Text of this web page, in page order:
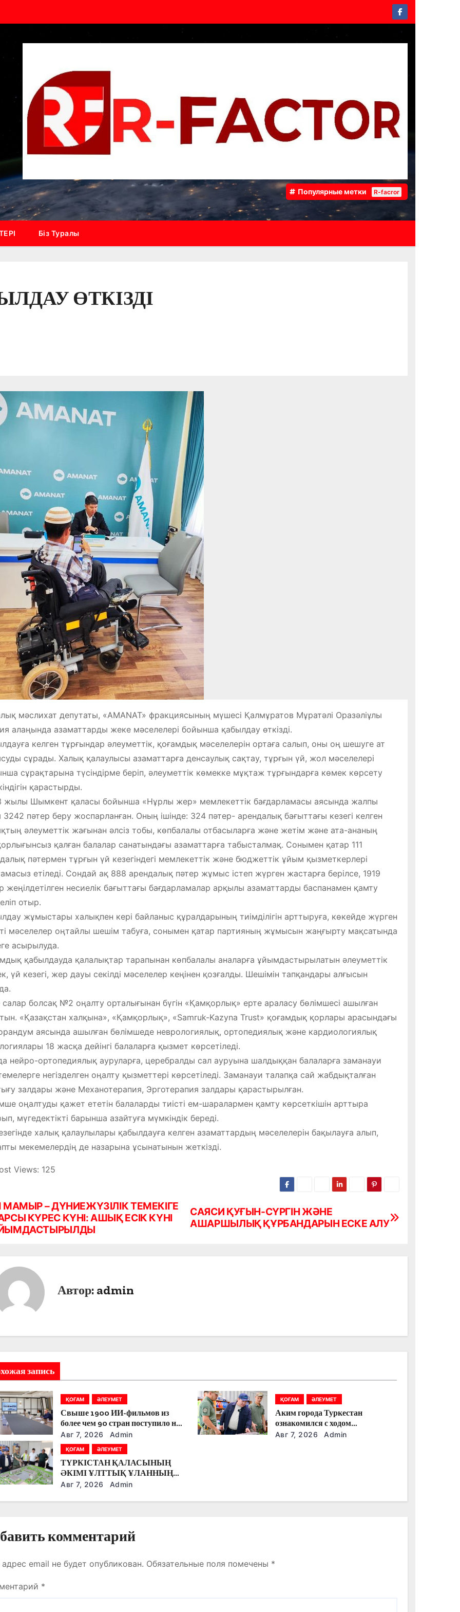
Популярные метки R-facror
Біз Туралы
ӨТКІЗДІ
мәслихат депутаты, «AMANAT» фракциясының мүшесі Қалмұратов Мұратәлі Оразәліұлы
алаңында азаматтарды жеке мәселелері бойынша қабылдау өткізді.
келген тұрғындар әлеуметтік, қоғамдық мәселелерін ортаға салып, оны оң шешуге ат
сұрады. Халық қалаулысы азаматтарға денсаулық сақтау, тұрғын үй, жол мәселелері
сұрақтарына түсіндірме беріп, әлеуметтік көмекке мұқтаж тұрғындарға көмек көрсету
қарастырды.
жылы Шымкент қаласы бойынша «Нұрлы жер» мемлекеттік бағдарламасы аясында жалпы
3242 пәтер беру жоспарланған. Оның ішінде: 324 пәтер- арендалық бағыттағы кезегі келген
әлеуметтік жағынан әлсіз тобы, көпбалалы отбасыларға және жетім және ата-ананың
қалған балалар санатындағы азаматтарға табысталмақ. Сонымен қатар 111
пәтермен тұрғын үй кезегіндегі мемлекеттік және бюджеттік ұйым қызметкерлері
етіледі. Сондай ақ 888 арендалық пәтер жұмыс істеп жүрген жастарға берілсе, 1919
жеңілдетілген несиелік бағыттағы бағдарламалар арқылы азаматтарды баспанамен қамту
отыр.
жұмыстары халықпен кері байланыс құралдарының тиімділігін арттыруға, көкейде жүрген
мәселелер оңтайлы шешім табуға, сонымен қатар партияның жұмысын жаңғырту мақсатында
асырылуда.
қабылдауда қалалықтар тарапынан көпбалалы аналарға ұйымдастырылатын әлеуметтік
үй кезегі, жер дауы секілді мәселелер кеңінен қозғалды. Шешімін тапқандары алғысын
салар болсақ №2 оңалту орталығынан бүгін «Қамқорлық» ерте араласу бөлімшесі ашылған
«Қазақстан халқына», «Қамқорлық», «Samruk-Kazyna Trust» қоғамдық қорлары арасындағы
аясында ашылған бөлімшеде неврологиялық, ортопедиялық және кардиологиялық
18 жасқа дейінгі балаларға қызмет көрсетіледі.
нейро-ортопедиялық ауруларға, церебралды сал ауруына шалдыққан балаларға заманауи
негізделген оңалту қызметтері көрсетіледі. Заманауи талапқа сай жабдықталған
залдары және Механотерапия, Эрготерапия залдары қарастырылған.
оңалтуды қажет ететін балаларды тиісті ем-шаралармен қамту көрсеткішін арттыра
мүгедектікті барынша азайтуға мүмкіндік береді.
халық қалаулылары қабылдауға келген азаматтардың мәселелерін бақылауға алып,
мекемелердің де назарына ұсынатынын жеткізді.
Views: 125
САЯСИ ҚУҒЫН-СҮРГІН ЖӘНЕ
АШАРШЫЛЫҚ ҚҰРБАНДАРЫН ЕСКЕ АЛУ
МАМЫР – ДҮНИЕЖҮЗІЛІК ТЕМЕКІГЕ
КҮРЕС КҮНІ: АШЫҚ ЕСІК КҮНІ
Автор: admin
запись
ҚОҒАМ ӘЛЕУМЕТ
Свыше 1900 ИИ-фильмов из
более чем 90 стран поступило на
Astana AI Film Festival
Авг 7, 2026 Admin
ҚОҒАМ ӘЛЕУМЕТ
Аким города Туркестан
ознакомился с ходом
строительства военного городка
Авг 7, 2026 Admin
ҚОҒАМ ӘЛЕУМЕТ
ТҮРКІСТАН ҚАЛАСЫНЫҢ
ӘКІМІ ҰЛТТЫҚ ҰЛАННЫҢ
ЖАҢА ӘСКЕРИ
ҚҰРЫЛЫС БАРЫСЫМЕН
Авг 7, 2026 Admin
комментарий
email не будет опубликован. Обязательные поля помечены *
*